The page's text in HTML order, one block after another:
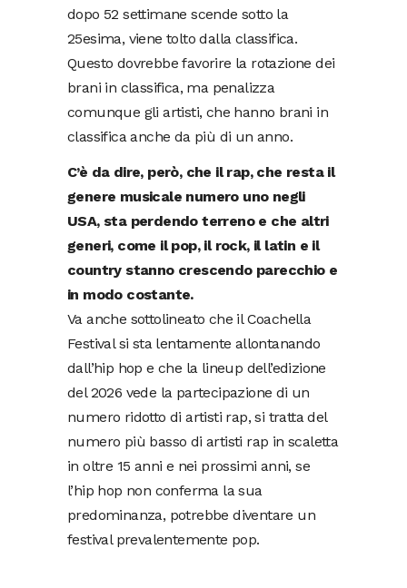
dopo 52 settimane scende sotto la
25esima, viene tolto dalla classifica.
Questo dovrebbe favorire la rotazione dei
brani in classifica, ma penalizza
comunque gli artisti, che hanno brani in
classifica anche da più di un anno.
C’è da dire, però, che il rap, che resta il
genere musicale numero uno negli
USA, sta perdendo terreno e che altri
generi, come il pop, il rock, il latin e il
country stanno crescendo parecchio e
in modo costante.
Va anche sottolineato che il Coachella
Festival si sta lentamente allontanando
dall’hip hop e che la lineup dell’edizione
del 2026 vede la partecipazione di un
numero ridotto di artisti rap, si tratta del
numero più basso di artisti rap in scaletta
in oltre 15 anni e nei prossimi anni, se
l’hip hop non conferma la sua
predominanza, potrebbe diventare un
festival prevalentemente pop.